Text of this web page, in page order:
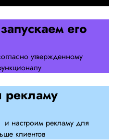
его
утвержденному
рекламу
настроим рекламу для
клиентов